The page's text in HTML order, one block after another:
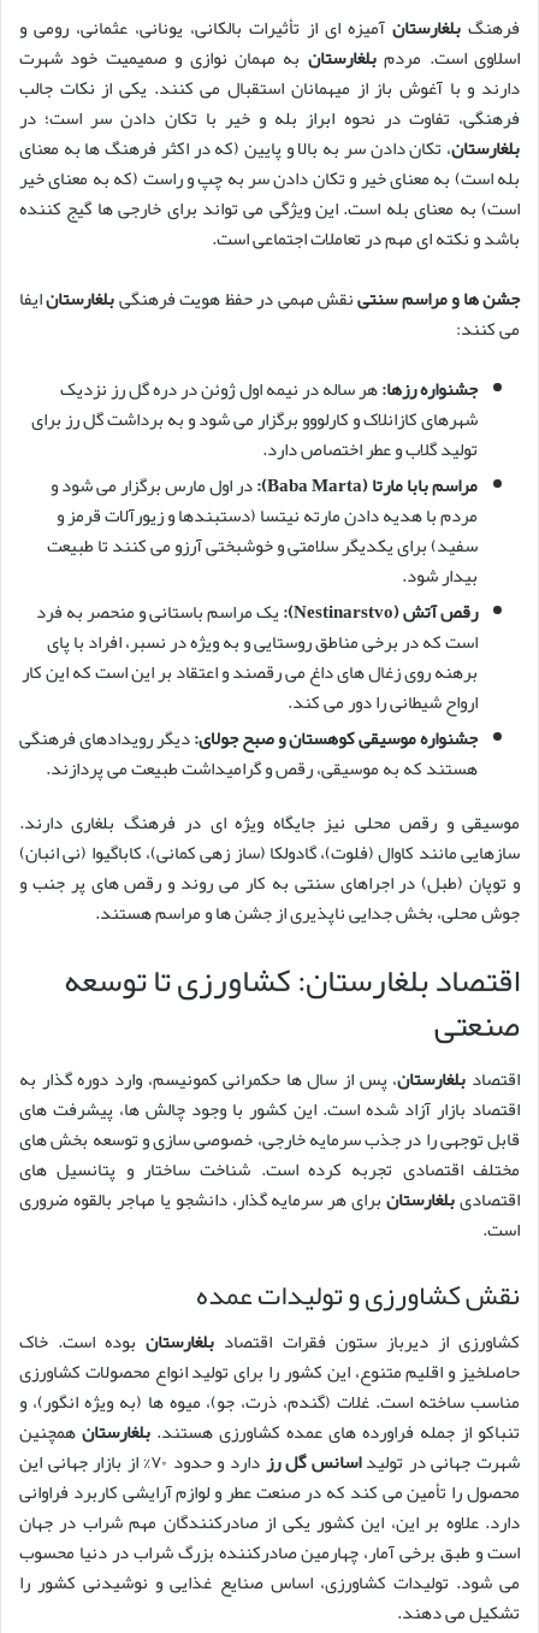
فرهنگ بلغارستان آمیزه ای از تأثیرات بالکانی، یونانی، عثمانی، رومی و
اسلاوی است. مردمبلغارستان به مهمان نوازی و صمیمیت خود شهرت
دارند و با آغوش باز از میهمانان استقبال می کنند. یکی از نکات جالب
فرهنگی، تفاوت در نحوه ابراز بله و خیر با تکان دادن سر است؛ در
بلغارستان، تکان دادن سر به بالا و پایین (که در اکثر فرهنگ ها به معنای
بله است) به معنای خیر و تکان دادن سر به چپ و راست (که به معنای خیر
است) به معنای بله است. این ویژگی می تواند برای خارجی ها گیج کننده
باشد و نکته ای مهم در تعاملات اجتماعی است.
جشن ها و مراسم سنتینقش مهمی در حفظ هویت فرهنگیبلغارستانایفا
می کنند:
جشنواره رزها:هر ساله در نیمه اول ژوئن در دره گل رز نزدیک
شهرهای کازانلاک و کارلووو برگزار می شود و به برداشت گل رز برای
تولید گلاب و عطر اختصاص دارد.
مراسم بابا مارتا (Baba Marta):
در اول مارس برگزار می شود و
مردم با هدیه دادن مارته نیتسا (دستبندها و زیورآلات قرمز و
سفید) برای یکدیگر سلامتی و خوشبختی آرزو می کنند تا طبیعت
بیدار شود.
رقص آتش (Nestinarstvo):
یک مراسم باستانی و منحصر به فرد
است که در برخی مناطق روستایی و به ویژه در نسبر، افراد با پای
برهنه روی زغال های داغ می رقصند و اعتقاد بر این است که این کار
ارواح شیطانی را دور می کند.
جشنواره موسیقی کوهستان و صبح جولای:دیگر رویدادهای فرهنگی
هستند که به موسیقی، رقص و گرامیداشت طبیعت می پردازند.
موسیقی و رقص محلی نیز جایگاه ویژه ای در فرهنگ بلغاری دارند.
سازهایی مانند کاوال (فلوت)، گادولکا (ساز زهی کمانی)، کاباگیوا (نی انبان)
و توپان (طبل) در اجراهای سنتی به کار می روند و رقص های پر جنب و
جوش محلی، بخش جدایی ناپذیری از جشن ها و مراسم هستند.
اقتصاد بلغارستان: کشاورزی تا توسعه
صنعتی
اقتصاد بلغارستان، پس از سال ها حکمرانی کمونیسم، وارد دوره گذار به
اقتصاد بازار آزاد شده است. این کشور با وجود چالش ها، پیشرفت های
قابل توجهی را در جذب سرمایه خارجی، خصوصی سازی و توسعه بخش های
مختلف اقتصادی تجربه کرده است. شناخت ساختار و پتانسیل های
اقتصادیبلغارستانبرای هر سرمایه گذار، دانشجو یا مهاجر بالقوه ضروری
است.
نقش کشاورزی و تولیدات عمده
کشاورزی از دیرباز ستون فقرات اقتصاد بلغارستانبوده است. خاک
حاصلخیز و اقلیم متنوع، این کشور را برای تولید انواع محصولات کشاورزی
مناسب ساخته است. غلات (گندم، ذرت، جو)، میوه ها (به ویژه انگور)، و
تنباکو از جمله فراورده های عمده کشاورزی هستند. بلغارستانهمچنین
شهرت جهانی در تولیداسانس گل رز
دارد و حدود ۷۰% از بازار جهانی این
محصول را تأمین می کند که در صنعت عطر و لوازم آرایشی کاربرد فراوانی
دارد. علاوه بر این، این کشور یکی از صادرکنندگان مهم شراب در جهان
است و طبق برخی آمار، چهارمین صادرکننده بزرگ شراب در دنیا محسوب
می شود. تولیدات کشاورزی، اساس صنایع غذایی و نوشیدنی کشور را
تشکیل می دهند.